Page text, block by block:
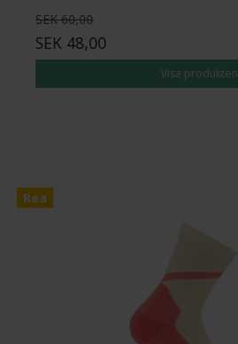
SEK 60,00
SEK 48,00
Visa produkten
Rea